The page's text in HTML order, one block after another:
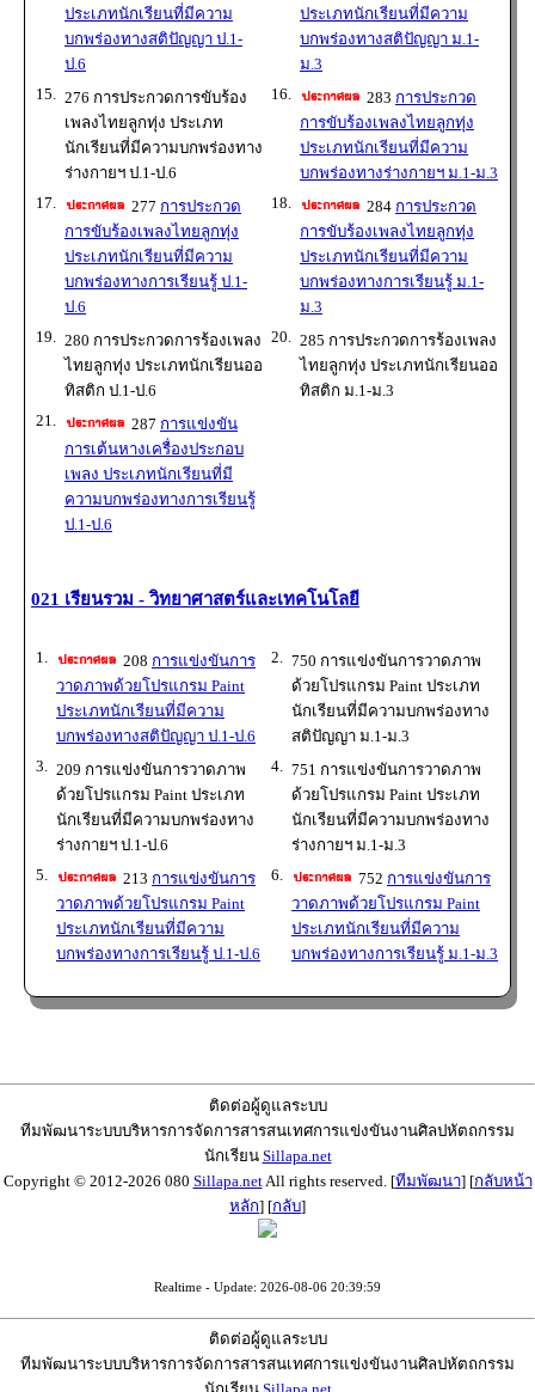
ประเภทนักเรียนที่มีความ
บกพร่องทางสติปัญญา ป.1-
ป.6
ประเภทนักเรียนที่มีความ
บกพร่องทางสติปัญญา ม.1-
ม.3
15.
276 การประกวดการขับร้อง
เพลงไทยลูกทุ่ง ประเภท
นักเรียนที่มีความบกพร่องทาง
ร่างกายฯ ป.1-ป.6
16. 283 การประกวด
การขับร้องเพลงไทยลูกทุ่ง
ประเภทนักเรียนที่มีความ
บกพร่องทางร่างกายฯ ม.1-ม.3
17.
277 การประกวด
การขับร้องเพลงไทยลูกทุ่ง
ประเภทนักเรียนที่มีความ
บกพร่องทางการเรียนรู้ ป.1-
ป.6
18. 284 การประกวด
การขับร้องเพลงไทยลูกทุ่ง
ประเภทนักเรียนที่มีความ
บกพร่องทางการเรียนรู้ ม.1-
ม.3
19.
280 การประกวดการร้องเพลง
ไทยลูกทุ่ง ประเภทนักเรียนออ
ทิสติก ป.1-ป.6
20.
285 การประกวดการร้องเพลง
ไทยลูกทุ่ง ประเภทนักเรียนออ
ทิสติก ม.1-ม.3
21.
287 การแข่งขัน
การเต้นหางเครื่องประกอบ
เพลง ประเภทนักเรียนที่มี
ความบกพร่องทางการเรียนรู้
ป.1-ป.6
021 เรียนรวม - วิทยาศาสตร์และเทคโนโลยี
1. 208 การแข่งขันการ
วาดภาพด้วยโปรแกรม Paint
ประเภทนักเรียนที่มีความ
บกพร่องทางสติปัญญา ป.1-ป.6
2.
750 การแข่งขันการวาดภาพ
ด้วยโปรแกรม Paint ประเภท
นักเรียนที่มีความบกพร่องทาง
สติปัญญา ม.1-ม.3
3.
209 การแข่งขันการวาดภาพ
ด้วยโปรแกรม Paint ประเภท
นักเรียนที่มีความบกพร่องทาง
ร่างกายฯ ป.1-ป.6
4.
751 การแข่งขันการวาดภาพ
ด้วยโปรแกรม Paint ประเภท
นักเรียนที่มีความบกพร่องทาง
ร่างกายฯ ม.1-ม.3
5.
213 การแข่งขันการ
วาดภาพด้วยโปรแกรม Paint
ประเภทนักเรียนที่มีความ
บกพร่องทางการเรียนรู้ ป.1-ป.6
6. 752 การแข่งขันการ
วาดภาพด้วยโปรแกรม Paint
ประเภทนักเรียนที่มีความ
บกพร่องทางการเรียนรู้ ม.1-ม.3
ติดต่อผู้ดูแลระบบ
ทีมพัฒนาระบบบริหารการจัดการสารสนเทศการแข่งขันงานศิลปหัตถกรรม
นักเรียน Sillapa.net
Copyright © 2012-2026 080 Sillapa.netAll rights reserved. [ทีมพัฒนา] [กลับหน้า
หลัก] [กลับ]
Realtime - Update: 2026-08-06 20:39:59
ติดต่อผู้ดูแลระบบ
ทีมพัฒนาระบบบริหารการจัดการสารสนเทศการแข่งขันงานศิลปหัตถกรรม